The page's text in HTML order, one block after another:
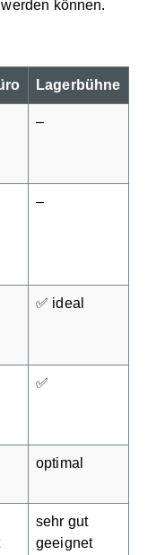
können.
Lagerbühne
–
–
✅ ideal
✅
optimal
sehr gut
geeignet